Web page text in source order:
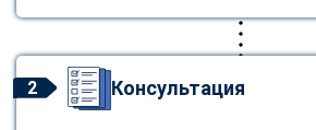
2 Консультация